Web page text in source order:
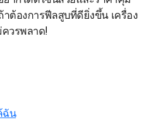
าต้องการฟีลสูบที่ดียิ่งขึ้น เครื่อง
วรพลาด!
ฉัน